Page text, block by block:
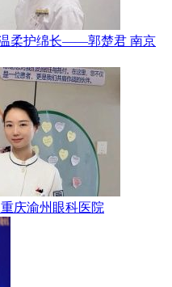
柔护绵长——郭楚君 南京
重庆渝州眼科医院